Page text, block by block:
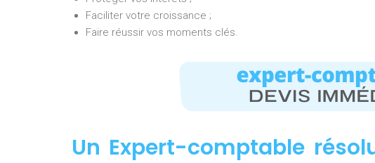
Faciliter votre croissance ;
Faire réussir vos moments clés.
Un Expert-comptable